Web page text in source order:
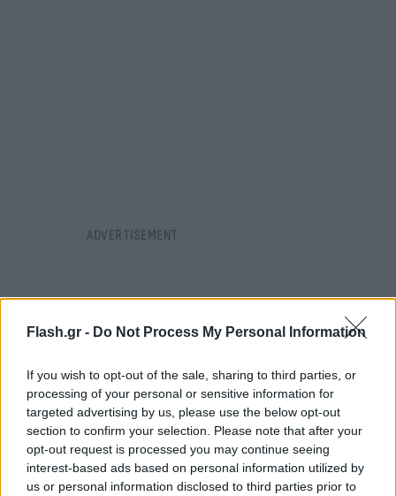
Flash.gr - Do Not Process My Personal Information
If you wish to opt-out of the sale, sharing to third parties, or
processing of your personal or sensitive information for
targeted advertising by us, please use the below opt-out
section to confirm your selection. Please note that after your
opt-out request is processed you may continue seeing
interest-based ads based on personal information utilized by
us or personal information disclosed to third parties prior to